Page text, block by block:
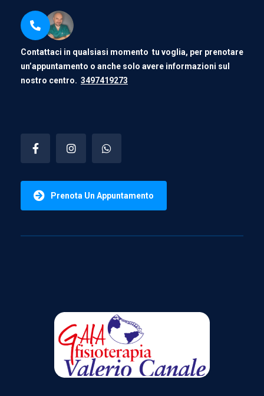
Contattaci in qualsiasi momento tu voglia, per prenotare
un’appuntamento o anche solo avere informazioni sul
nostro centro. 3497419273
Prenota Un Appuntamento